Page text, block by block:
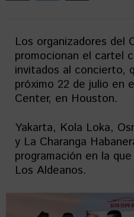
Los organizadores del
promocionan el cartel
invitados al concierto,
próximo 22 de julio en
Center, en Houston.
Yakarta, Kola Loka,
y La Charanga
programación en la
Los Aldeanos.